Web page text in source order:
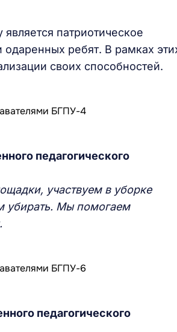
патриотическое
ребят. В рамках
своих способностей.
педагогического
участвуем в уборке
убирать. Мы помогаем
педагогического